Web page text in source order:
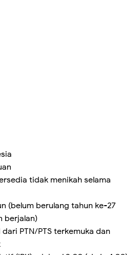
tidak menikah selama
(belum berulang tahun ke-27
berjalan)
dari PTN/PTS terkemuka dan